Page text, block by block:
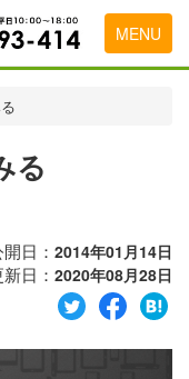
MENU
る
日： 2014年01月14日
日： 2020年08月28日